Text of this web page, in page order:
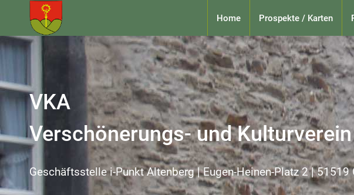
Home Prospekte / Karten
VKA
Verschönerungs- und
Geschäftsstelle i-Punkt Altenberg | Eugen-Heinen-Platz 2 | 51519